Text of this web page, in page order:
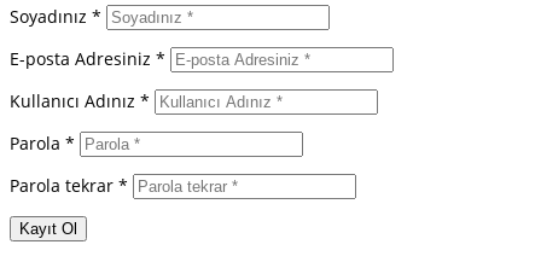
Soyadınız *
E-posta Adresiniz *
Kullanıcı Adınız *
Parola *
Parola tekrar *